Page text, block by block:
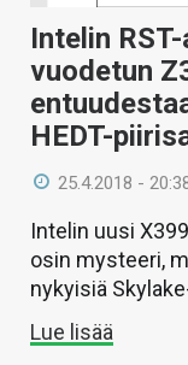
VAIHDA TEEMA
HAKU
Intelin
vuodetun
HEDT-
25.4.2018 -
Intelin uusi
osin mysteeri,
nykyisiä
Lue lisää